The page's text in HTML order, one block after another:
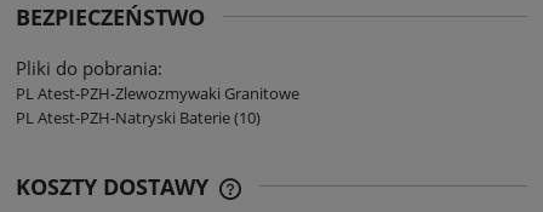
BEZPIECZEŃSTWO
Pliki do pobrania:
PL Atest-PZH-Zlewozmywaki Granitowe
PL Atest-PZH-Natryski Baterie (10)
KOSZTY DOSTAWY